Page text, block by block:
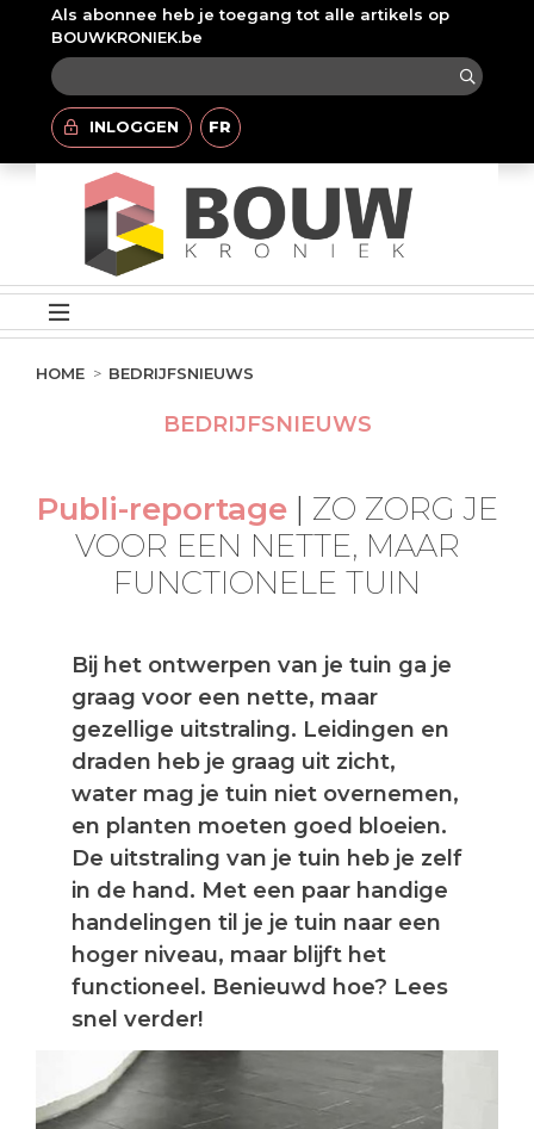
Als abonnee heb je toegang tot alle artikels op
BOUWKRONIEK.be
INLOGGEN FR
HOME BEDRIJFSNIEUWS
BEDRIJFSNIEUWS
Publi-reportage
ZO ZORG JE
VOOR EEN NETTE, MAAR
FUNCTIONELE TUIN
Bij het ontwerpen van je tuin ga je
graag voor een nette, maar
gezellige uitstraling. Leidingen en
draden heb je graag uit zicht,
water mag je tuin niet overnemen,
en planten moeten goed bloeien.
De uitstraling van je tuin heb je zelf
in de hand. Met een paar handige
handelingen til je je tuin naar een
hoger niveau, maar blijft het
functioneel. Benieuwd hoe? Lees
snel verder!